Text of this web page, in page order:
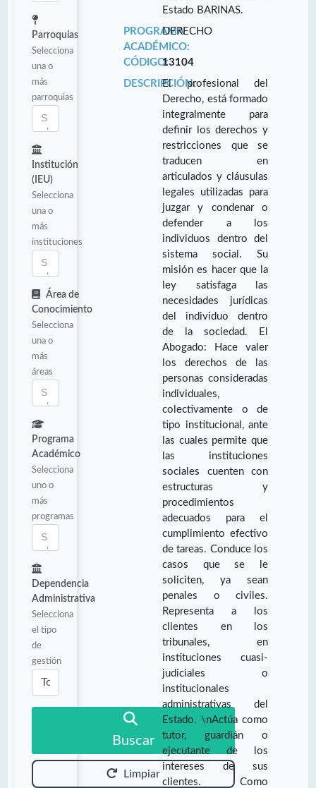
Parroquias
Selecciona
una o
más
parroquias
Institución
(IEU)
Selecciona
una o
más
instituciones
Área de
Conocimiento
Selecciona
una o
más
áreas
Programa
Académico
Selecciona
uno o
más
programas
Dependencia
Administrativa
Selecciona
el tipo
de
gestión
Buscar
Limpiar
Estado BARINAS.
PROGRAMA
ACADÉMICO:
DERECHO
CÓDIGO:13104
DESCRIPCIÓN:El profesional del
Derecho, está formado
integralmente para
definir los derechos y
restricciones que se
traducen en
articulados y cláusulas
legales utilizadas para
juzgar y condenar o
defender a los
individuos dentro del
sistema social. Su
misión es hacer que la
ley satisfaga las
necesidades jurídicas
del individuo dentro
de la sociedad. El
Abogado: Hace valer
los derechos de las
personas consideradas
individuales,
colectivamente o de
tipo institucional, ante
las cuales permite que
las instituciones
sociales cuenten con
estructuras y
procedimientos
adecuados para el
cumplimiento efectivo
de tareas. Conduce los
casos que se le
soliciten, ya sean
penales o civiles.
Representa a los
clientes en los
tribunales, en
instituciones cuasi-
judiciales o
institucionales
administrativas del
Estado. \nActúa como
tutor, guardián o
ejecutante de los
intereses de sus
clientes. Como